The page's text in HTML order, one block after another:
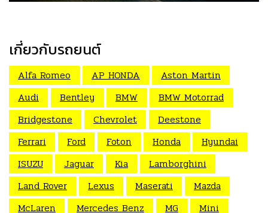
เกี่ยวกับรถยนต์
Alfa Romeo AP HONDA
Aston Martin
Audi
Bentley BMW
BMW Motorrad
Bridgestone
Chevrolet
Deestone
Ferrari
Ford Foton Honda
Hyundai
ISUZU
Jaguar Kia
Lamborghini
Land Rover
Lexus Maserati
Mazda
McLaren
Mercedes Benz MG Mini